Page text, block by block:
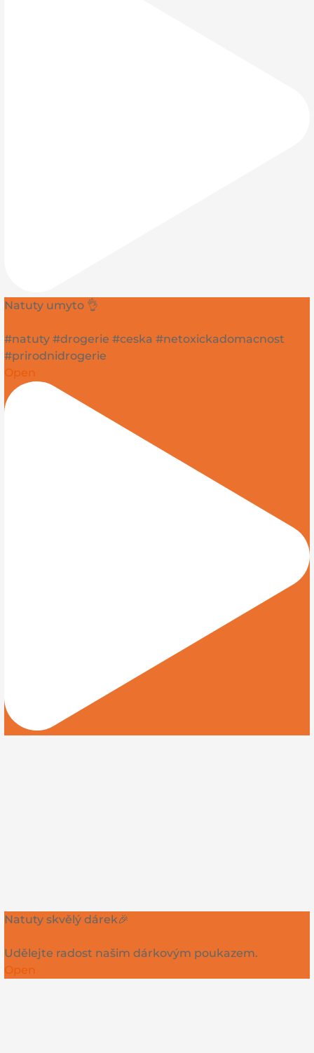
Natuty umyto 👌
#natuty #drogerie #ceska #netoxickadomacnost
#prirodnidrogerie
Open
Natuty skvělý dárek🎉
Udělejte radost našim dárkovým poukazem.
Open